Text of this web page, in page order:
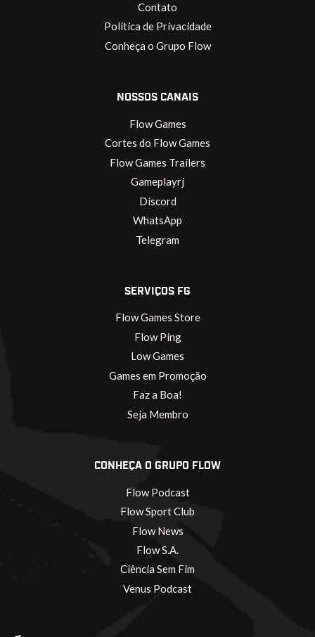
Contato
Política de Privacidade
Conheça o Grupo Flow
NOSSOS CANAIS
Flow Games
Cortes do Flow Games
Flow Games Trailers
Gameplayrj
Discord
WhatsApp
Telegram
SERVIÇOS FG
Flow Games Store
Flow Ping
Low Games
Games em Promoção
Faz a Boa!
Seja Membro
CONHEÇA O GRUPO FLOW
Flow Podcast
Flow Sport Club
Flow News
Flow S.A.
Ciência Sem Fim
Venus Podcast